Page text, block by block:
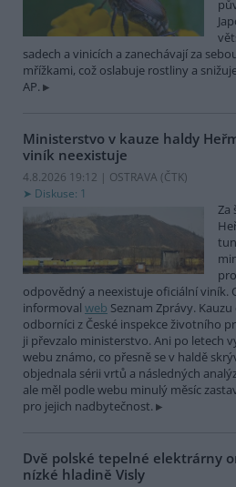
sadech a vinicích a zanechávají za
mřížkami, což oslabuje rostliny a
AP.
Ministerstvo v kauze haldy
viník neexistuje
4.8.2026 19:12 | OSTRAVA (ČTK)
Diskuse: 1
Za
odpovědný a neexistuje oficiální viník.
informoval web Seznam Zprávy.
odborníci z České inspekce životního
ji převzalo ministerstvo. Ani po letech
webu známo, co přesně se v haldě
objednala sérii vrtů a následných
ale měl podle webu minulý měsíc
pro jejich nadbytečnost.
Dvě polské tepelné elektrárny
nízké hladině Visly